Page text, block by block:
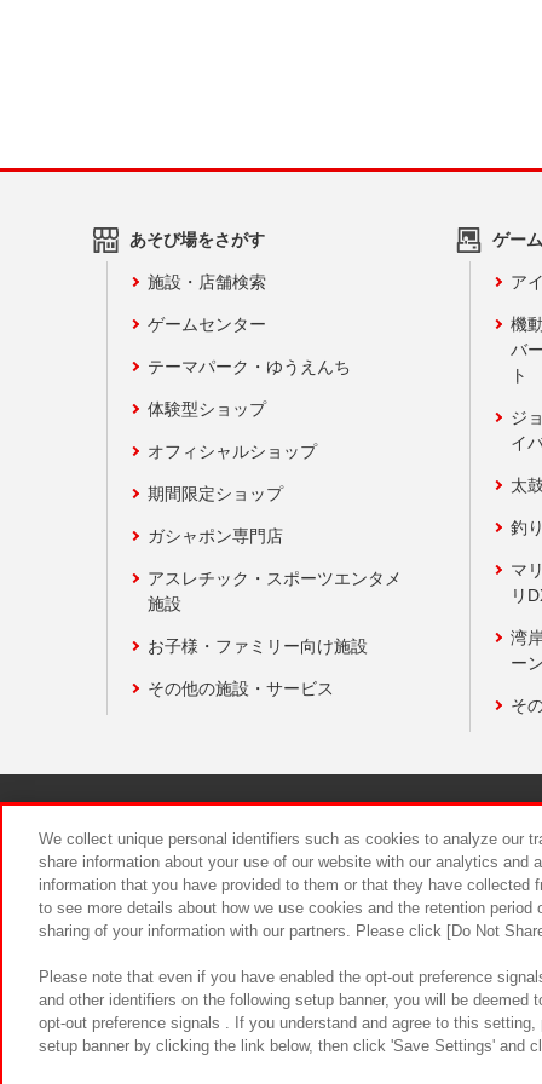
あそび場をさがす
施設・店舗検索
ゲームセンター
テーマパーク・ゆうえんち
体験型ショップ
オフィシャルショップ
期間限定ショップ
ガシャポン専門店
アスレチック・スポーツエンタメ
施設
お子様・ファミリー向け施設
その他の施設・サービス
ゲー
ア
機
バ
ト
ジ
イ
太
釣
マ
リ
湾
ー
そ
食品のご
We collect unique personal identifiers such as cookies to analyze our
share information about your use of our website with our analytics and
information that you have provided to them or that they have
to see more details about how we use cookies and the retention
sharing of your information with our partners. Please click [Do Not
Please note that even if you have enabled the opt-out preference
and other identifiers on the following setup banner, you will be
opt-out preference signals . If you understand and agree to this
setup banner by clicking the link below, then click 'Save Settings' and